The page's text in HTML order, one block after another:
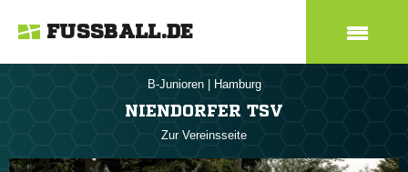
FUSSBALL.DE
B-Junioren Hamburg
NIENDORFER TSV
Zur Vereinsseite